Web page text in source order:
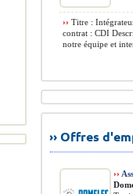
›› Titre :
contrat : CDI
notre équipe et
›› Offres
››